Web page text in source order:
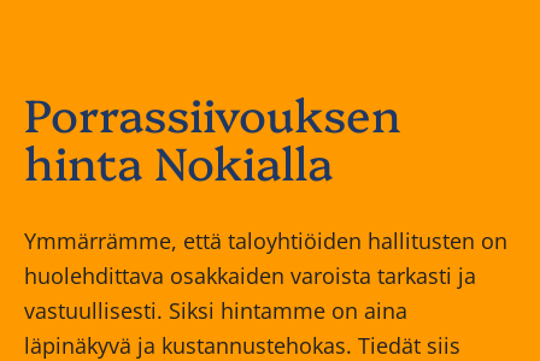
Porrassiivouksen
hinta Nokialla
Ymmärrämme, että taloyhtiöiden hallitusten on
huolehdittava osakkaiden varoista tarkasti ja
vastuullisesti. Siksi hintamme on aina
läpinäkyvä ja kustannustehokas. Tiedät siis